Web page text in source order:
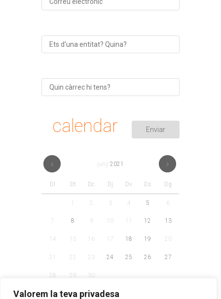
Valorem la teva privadesa
calendar
juny 2021
Dl Dt Dc Dj Dv Ds Dg
2 3 4 5 6
7 8 9 10 12 13
14 15 16 17 18 19 20
21 22 23 24 25 26 27
28 29 30